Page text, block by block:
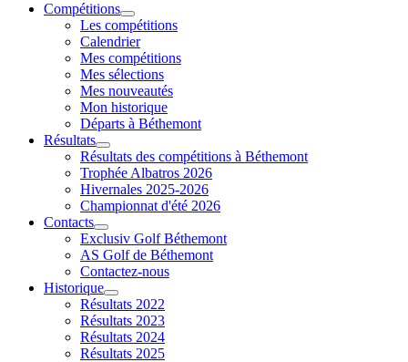
Compétitions
Les compétitions
Calendrier
Mes compétitions
Mes sélections
Mes nouveautés
Mon historique
Départs à Béthemont
Résultats
Résultats des compétitions à Béthemont
Trophée Albatros 2026
Hivernales 2025-2026
Championnat d'été 2026
Contacts
Exclusiv Golf Béthemont
AS Golf de Béthemont
Contactez-nous
Historique
Résultats 2022
Résultats 2023
Résultats 2024
Résultats 2025